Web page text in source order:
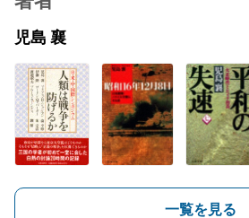
児島 襄
一覧を見る